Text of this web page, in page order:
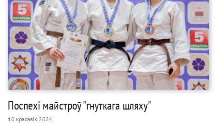
Поспехі майстроў "гнуткага шляху"
10 красавік 2024